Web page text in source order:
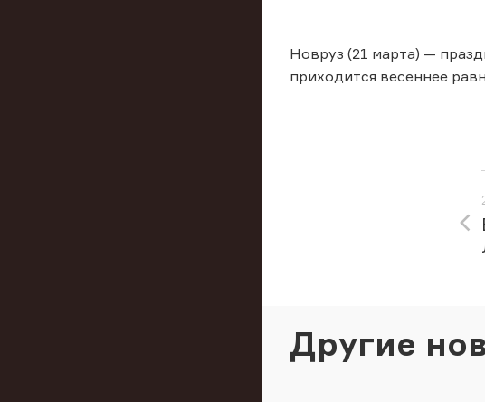
Новруз (21 марта) —
приходится весеннее
Другие